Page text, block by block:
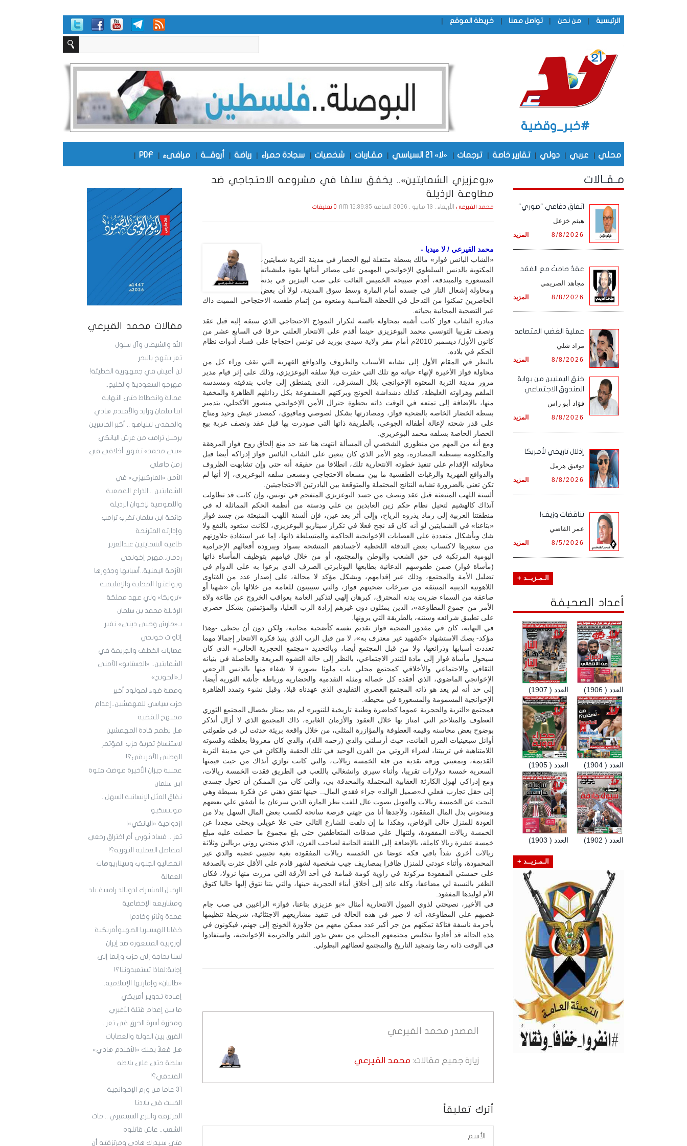
الرئيسية | من نحن | تواصل معنا | خريطة الموقع |
#خبر_وقضية
محلي | عربي | دولي | تقارير خاصة | ترجمات | «لا» 21 السياسي | مقـاربات | شخصيات | سجادة حمراء | رياضة | أروقـــة | مرافىء |
PDF
|
مقالات محمد القيرعي
الله والشيطان وآل سلول
تعز تبتهج بالبحر
لن أعيش في جمهورية الخطيئة!
مهرجو السعودية والخليج..
عمالة وانحطاط حتى النهاية
ابنا سلمان وزايد والأفندم هادي
والمفدى نتنياهو .. أكبر الخاسرين
برحيل ترامب من عرش اليانكي
«بني محمد» تفوق أخلاقي في
زمن جاهلي
الأمن «الماركييزي» في
الشمايتين .. الذراع القمعية
واللصوصية لإخوان الرذيلة
جائحة ابن سلمان تضرب ترامب
وإدارته المترنحة
طاغية الشمايتين عبدالعزيز
ردمان..مهرج إخونجي
الأزمة اليمنية..أسبابها وجذورها
وبواعثها المحلية والإقليمية
«ترويكا» ولي عهد مملكة
الرذيلة محمد بن سلمان
بـ«مارش وطني ديني» نفير
إتاوات خونجي
عصابات الخطف والجريمة في
الشمايتين.. «الجستابو» الأمني
لـ«الخونج»
ومضة ضوء لمولود أخير
حزب سياسي للمهمشين..إعدام
ممنهج للقضية
هل يطمح قادة المهمشين
لاستنساخ تجربة حزب المؤتمر
الوطني الأفريقي؟!
عملية جيزان الأخيرة قوضت فتوة
ابن سلمان
نفاق المثل الإنسانية السهل..
مونتسكيو
ازدواجية «اليانكي»!
تعز .. فساد ثوري أم اختراق رجعي
لمفاصل العملية الثورية؟!
انفصاليو الجنوب وسيناريوهات
العمالة
الرحيل المشترك لدونالد رامسفـيلد
ومشاريعه الإخضاعية
عمدة وثائر وخادم!
خفايا الهستيريا الصهيوأمريكية
أوروبية المسعورة ضد إيران
لسنا بحاجة إلى حزب وإنما إلى
إجابة:لماذا تستعبدوننا؟!
«طالبان» وإمارتها الإسلامية..
إعـادة تـدويـر أمريكي
ما بين إعدام قتلة الأغبري
ومجزرة أسرة الحرق في تعز..
الفرق بين الدولة والعصابات
هل فعلاً يملك «الأفندم هادي»
سلطة حتى على بلاطه
الفندقي؟!
3١ عاما من ورم الإخوانجية
الخبيث في بلادنا
المرتزقة والبرع السبتمبري .. مات
الشعب.. عاش قاتلوه
متى سـيدرك هادي ومرتزقته أن
«بوعزيزي الشمايتين».. يخفق سلفا في مشروعه الاحتجاجي ضد
مطاوعة الرذيلة
محمد القيرعيالأربعاء , 13 مـايـو , 2026 الساعة 12:39:35 AM 0 تعليقات
محمد القيرعي / لا ميديا -
«الشاب البائس فواز» مالك بسطة متنقلة لبيع الخضار في مدينة التربة شمايتين،
المكتوية بالدنس السلطوي الإخوانجي المهيمن على مصائر أبنائها بقوة مليشياته
المسعورة والمبندقة، أقدم صبيحة الخميس الفائت على صب البنزين في بدنه
ومحاولة إشعال النار في جسده أمام المارة وسط سوق المدينة، لولا أن بعض
الحاضرين تمكنوا من التدخل في اللحظة المناسبة ومنعوه من إتمام طقسه الاحتجاحي المميت ذاك
عبر التضحية المجانية بحياته.
مبادرة الشاب فواز كانت أشبه بمحاولة بائسة لتكرار النموذج الاحتجاجي الذي سبقه إليه قبل عقد
ونصف تقريبا التونسي محمد البوعزيزي حينما أقدم على الانتحار العلني حرقا في السابع عشر من
كانون الأول/ ديسمبر 2010م أمام مقر ولاية سيدي بوزيد في تونس احتجاجا على فساد أدوات نظام
الحكم في بلاده.
بالنظر في المقام الأول إلى تشابه الأسباب والظروف والدوافع القهرية التي تقف وراء كل من
محاولة فواز الأخيرة لإنهاء حياته مع تلك التي حفزت قبلا سلفه البوعزيزي، وذلك على إثر قيام مدير
مرور مدينة التربة المعتوه الإخوانجي بلال المشرقي، الذي يتمنطق إلى جانب بندقيته ومسدسه
الملقم وهراوته الغليظة، كذلك دشداشة الخونج وبركتهم المشفوعة بكل رذائلهم الظاهرة والمخفية
منها، بالإضافة إلى تمتعه في الوقت ذاته بحظوة جنرال الأمن الإخوانجي منصور الأكحلي، بتدمير
بسطة الخضار الخاصه بالضحية فواز، ومصادرتها بشكل لصوصي ومافيوي، كمصدر عيش وحيد ومتاح
على قدر شحته لإعالة أطفاله الجوعى، بالطريقة ذاتها التي صودرت بها قبل عقد ونصف عربة بيع
الخضار الخاصة بسلفه محمد البوعزيزي.
ومع أنه من المهم من منظوري الشخصي أن المسألة انتهت هنا عند حد منع إلحاق روح فواز المرهقة
والمكلومة ببسطته المصادرة، وهو الأمر الذي كان يتعين على الشاب البائس فواز إدراكه أيضا قبل
محاولته الإقدام على تنفيذ خطوته الانتحارية تلك، انطلاقا من حقيقة أنه حتى وإن تشابهت الظروف
والدوافع القهرية والرغبات الطقسية ما بين مسعاه الاحتجاجي ومسعى سلفه البوعزيزي، إلا أنها لم
تكن تعني بالضرورة تشابه النتائج المحتملة والمتوقعة بين البادرتين الاحتجاجيتين.
ألسنة اللهب المنبعثة قبل عقد ونصف من جسد البوعزيزي المتفحم في تونس، وإن كانت قد تطاولت
آنذاك كالهشيم لتحيل نظام حكم زين العابدين بن علي ودستة من أنظمة الحكم المماثلة له في
منطقتنا العربية إلى رماد يذروه الرياح، وإلى أثر بعد عين، فإن ألسنة اللهب المنبعثة من جسد فواز
«بتاعنا» في الشمايتين لو أنه كان قد نجح فعلا في تكرار سيناريو البوعزيزي، لكانت ستعود بالنفع ولا
شك وبأشكال متعددة على العصابات الإخوانجية الحاكمة والمتسلطة ذاتها، إما عبر استفادة جلاوزتهم
من سعيرها لاكتساب بعض التدفئة اللحظية لأجسادهم المتشحة بسواد وببرودة أفعالهم الإجرامية
اليومية المرتكبة في حق الشعب والوطن والمجتمع، أو من خلال قيامهم بتوظيف المأساة ذاتها
(مأساة فواز) ضمن طقوسهم الدعائية بطابعها البونابرتي الصرف الذي برعوا به على الدوام في
تضليل الأمة والمجتمع، وذلك عبر إقدامهم، وبشكل مؤكد لا محالة، على إصدار عدد من الفتاوى
اللاهوتية الدينية المنبثقة من صرخات ضحيتهم فواز، والتي سيبينون للعامة من خلالها بأن «شهبا أو
صاعقة من السماء ضربت بدنه المحترق، كبرهان إلهي لتذكير العامة بعواقب الخروج عن طاعة ولاة
الأمر من جموع المطاوعة»، الذين يمثلون دون غيرهم إرادة الرب العليا، والمؤتمنين بشكل حصري
على تطبيق شرائعه وسننه، بالطريقة التي يرونها.
في النهاية، كان في مقدور الضحية فواز تقديم نفسه كأضحية مجانية، ولكن دون أن يحظى -وهذا
مؤكد- بصك الاستشهاد «كشهيد غير معترف به»، لا من قبل الرب الذي ينبذ فكرة الانتحار إجمالا مهما
تعددت أسبابها وذرائعها، ولا من قبل المجتمع أيضا، وبالتحديد «مجتمع الحجرية الحالي» الذي كان
سيحول مأساة فواز إلى مادة للتندر الاجتماعي، بالنظر إلى حالة التشوه المريعة والحاصلة في بنيانه
الثقافي والاجتماعي والأخلاقي كمجتمع محلي بات ملوثا بصورة لا شفاء منها بالدنس الرجعي
الإخوانجي الماضوي، الذي أفقده كل خصاله ومثله التقدمية والحضارية ورباطة جأشه الثورية أيضا،
إلى حد أنه لم يعد هو ذاته المجتمع العصري التقليدي الذي عهدناه قبلا، وقبل نشوء وتمدد الظاهرة
الإخوانجية المسمومة والمسعورة في محيطه.
فمجتمع «التربة والحجرية عموما كحاضرة وطنية تاريخية للتنوير» لم يعد يمتاز بخصال المجتمع الثوري
العطوف والمتلاحم التي امتاز بها خلال العقود والأزمان الغابرة، ذاك المجتمع الذي لا أزال أتذكر
بوضوح بعض محاسنه وقيمه العطوفة والمؤازرة المثلى، من خلال واقعة بريئة حدثت لي في طفولتي
أوائل سبعينيات القرن الفائت، حيث أرسلني والدي (رحمه الله)، والذي كان معروفا بغلظته وقسوته
اللامتناهية في تربيتنا، لشراء الروتي من الفرن الوحيد في تلك الحقبة والكائن في حي مدينة التربة
القديمة، وبمعيتي ورقة نقدية من فئة الخمسة ريالات، والتي كانت توازي آنذاك من حيث قيمتها
السعرية خمسة دولارات تقريبا، وأثناء سيري وانشغالي باللعب في الطريق فقدت الخمسة ريالات،
ومع إدراكي لهول الكارثة العقابية المحتملة والمحدقة بي، والتي كان من الممكن أن تحول جسدي
إلى حقل تجارب فعلي لـ«صميل الوالد» جراء فقدي المال.. حينها تفتق ذهني عن فكرة بسيطة وهي
البحث عن الخمسة ريالات والعويل بصوت عال للفت نظر المارة الذين سرعان ما أشفق علي بعضهم
ومنحوني بدل المال المفقود، ولأجدها أنا من جهتي فرصة سانحة لكسب بعض المال السهل بدلا من
العودة للمنزل خالي الوفاض، وهكذا ما إن دلفت للشارع التالي حتى علا عويلي وبحثي مجددا عن
الخمسة ريالات المفقودة، ولتنهال علي صدقات المتعاطفين حتى بلغ مجموع ما حصلت عليه مبلغ
خمسة عشرة ريالا كاملة، بالإضافة إلى اللفتة الحانية لصاحب الفرن، الذي منحني روتي بريالين وثلاثة
ريالات أخرى نقداً باقي فكة عوضا عن الخمسة ريالات المفقودة بغية تجنيبي غضبة والدي غير
المحمودة، وأثناء عودتي للمنزل ظافرا بمصاريف جيب شخصية لشهر قادم على الأقل عثرت بالصدفة
على خمستي المفقودة مركونة في زاوية كومة قمامة في أحد الأزقة التي مررت منها نزولا، فكان
الظفر بالنسبة لي مضاعفا، وكله عائد إلى أخلاق أبناء الحجرية حينها، والتي بتنا نتوق إليها حاليا كتوق
الأم لوليدها المفقود.
في الأخير، نصيحتي لذوي الميول الانتحارية أمثال «بو عزيزي بتاعنا، فواز» الراغبين في صب جام
غضبهم على المطاوعة، أنه لا ضير في هذه الحالة في تنفيذ مشاريعهم الاجتثاثية، شريطة تنظيمها
بأحزمة ناسفة فتاكة تمكنهم من جر أكبر عدد ممكن معهم من جلاوزة الخونج إلى جهنم، فيكونون في
هذه الحالة قد أفادوا بتخليص مجتمعهم المحلي من بعض بذور الشر والجريمة الإخوانجية، واستفادوا
في الوقت ذاته رضا وتمجيد التاريخ والمجتمع لعطائهم البطولي.
المصدر محمد القيرعي
زيارة جميع مقالات: محمد القيرعي
أترك تعليقاً
مـقـالات
اتفاق دفاعي "صوري"
هيثم خزعل
المزيد 8/8/2026
عقدٌ صامتٌ مع الفقد
مجاهد الصريمي
المزيد 8/8/2026
‏عملية الغضب المتصاعد
مراد شلي
المزيد 8/8/2026
خنق اليمنيين من بوابة
الصندوق الاجتماعي
فؤاد أبو راس
المزيد 8/8/2026
إذلال تاريخي لأمريكا
توفيق هزمل
المزيد 8/8/2026
تناقضات وزيف!
عمر القاضي
المزيد 8/5/2026
الـمـزيــد +
أعداد الصحيفة
العدد ( 1907) العدد ( 1906)
العدد ( 1905) العدد ( 1904)
العدد ( 1903) العدد ( 1902)
الـمـزيــد +